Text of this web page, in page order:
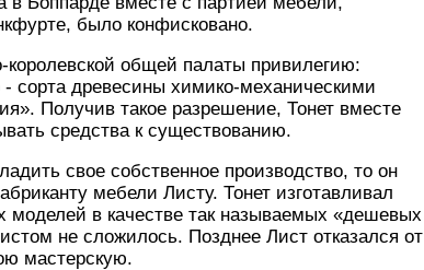
было конфисковано.
общей палаты привилегию:
- сорта древесины химико-механическими
Получив такое разрешение, Тонет вместе
средства к существованию.
свое собственное производство, то он
мебели Листу. Тонет изготавливал
в качестве так называемых «дешевых
не сложилось. Позднее Лист отказался от
мастерскую.